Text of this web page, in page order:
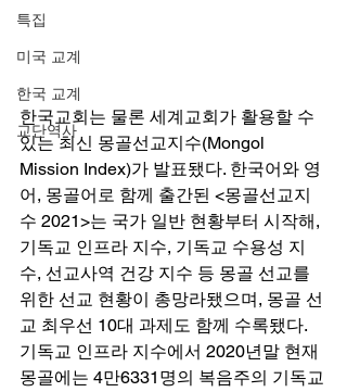
특집
미국 교계
한국 교계
교단역사
한국교회는 물론 세계교회가 활용할 수
있는 최신 몽골선교지수(Mongol
Mission Index)가 발표됐다. 한국어와 영
어, 몽골어로 함께 출간된 <몽골선교지
수 2021>는 국가 일반 현황부터 시작해,
기독교 인프라 지수, 기독교 수용성 지
수, 선교사역 건강 지수 등 몽골 선교를
위한 선교 현황이 총망라됐으며, 몽골 선
교 최우선 10대 과제도 함께 수록됐다.
기독교 인프라 지수에서 2020년말 현재
몽골에는 4만6331명의 복음주의 기독교